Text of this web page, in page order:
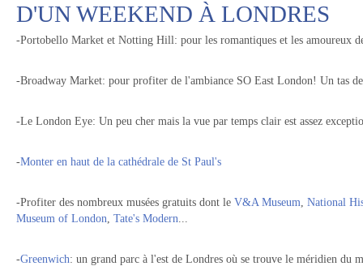
D'UN WEEKEND À LONDRES
-Portobello Market et Notting Hill: pour les romantiques et les amoureux
-Broadway Market: pour profiter de l'ambiance SO East London! Un tas
-Le London Eye: Un peu cher mais la vue par temps clair est assez
-Monter en haut de la cathédrale de St Paul's
-Profiter des nombreux musées gratuits dont le V&A Museum, National
Museum of London, Tate's Modern...
-Greenwich: un grand parc à l'est de Londres où se trouve le méridien du